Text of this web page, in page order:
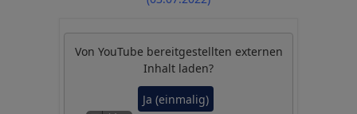
Von YouTube bereitgestellten externen
Inhalt laden?
Ja (einmalig)